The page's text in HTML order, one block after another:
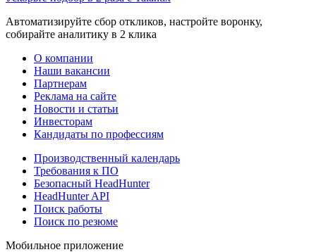
Автоматизируйте сбор откликов, настройте воронку,
собирайте аналитику в 2 клика
О компании
Наши вакансии
Партнерам
Реклама на сайте
Новости и статьи
Инвесторам
Кандидаты по профессиям
Производственный календарь
Требования к ПО
Безопасный HeadHunter
HeadHunter API
Поиск работы
Поиск по резюме
Мобильное приложение